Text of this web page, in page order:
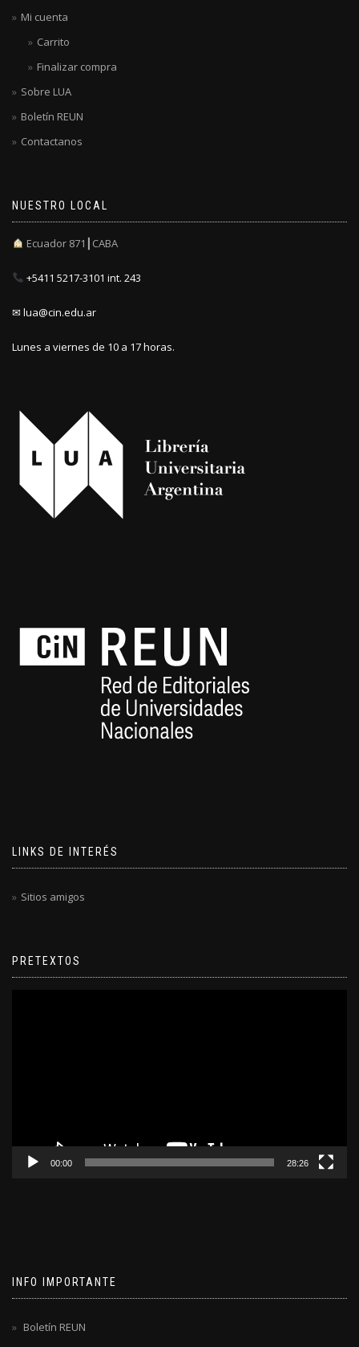
Mi cuenta
Carrito
Finalizar compra
Sobre LUA
Boletín REUN
Contactanos
NUESTRO LOCAL
Ecuador 871┃CABA
+5411 5217-3101 int. 243
✉ lua@cin.edu.ar
Lunes a viernes de 10 a 17 horas.
LINKS DE INTERÉS
Sitios amigos
PRETEXTOS
00:00 28:26
INFO IMPORTANTE
Boletín REUN